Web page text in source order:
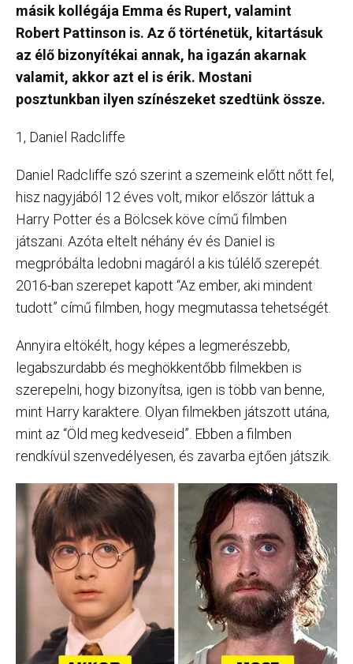
másik kollégája Emma és Rupert, valamint
Robert Pattinson is. Az ő történetük, kitartásuk
az élő bizonyítékai annak, ha igazán akarnak
valamit, akkor azt el is érik. Mostani
posztunkban ilyen színészeket szedtünk össze.
1, Daniel Radcliffe
Daniel Radcliffe szó szerint a szemeink előtt nőtt fel,
hisz nagyjából 12 éves volt, mikor először láttuk a
Harry Potter és a Bölcsek köve című filmben
játszani. Azóta eltelt néhány év és Daniel is
megpróbálta ledobni magáról a kis túlélő szerepét.
2016-ban szerepet kapott “Az ember, aki mindent
tudott” című filmben, hogy megmutassa tehetségét.
Annyira eltökélt, hogy képes a legmerészebb,
legabszurdabb és meghökkentőbb filmekben is
szerepelni, hogy bizonyítsa, igen is több van benne,
mint Harry karaktere. Olyan filmekben játszott utána,
mint az “Öld meg kedveseid”. Ebben a filmben
rendkívül szenvedélyesen, és zavarba ejtően játszik.